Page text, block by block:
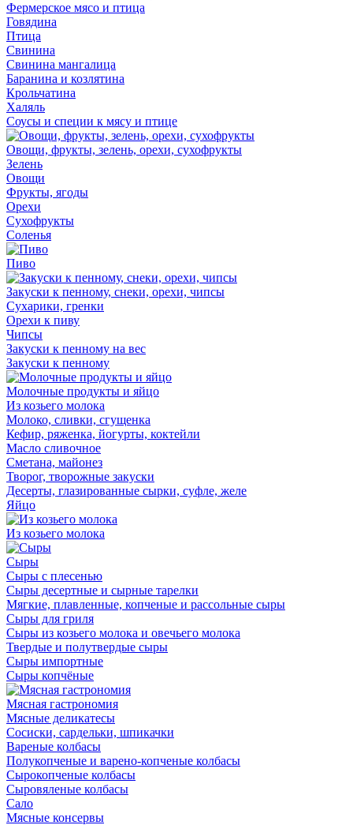
Фермерское мясо и птица
Говядина
Птица
Свинина
Свинина мангалица
Баранина и козлятина
Крольчатина
Халяль
Соусы и специи к мясу и птице
Овощи, фрукты, зелень, орехи, сухофрукты
Зелень
Овощи
Фрукты, ягоды
Орехи
Сухофрукты
Соленья
Пиво
Закуски к пенному, снеки, орехи, чипсы
Сухарики, гренки
Орехи к пиву
Чипсы
Закуски к пенному на вес
Закуски к пенному
Молочные продукты и яйцо
Из козьего молока
Молоко, сливки, сгущенка
Кефир, ряженка, йогурты, коктейли
Масло сливочное
Сметана, майонез
Творог, творожные закуски
Десерты, глазированные сырки, суфле, желе
Яйцо
Из козьего молока
Сыры
Сыры с плесенью
Сыры десертные и сырные тарелки
Мягкие, плавленные, копченые и рассольные сыры
Сыры для гриля
Сыры из козьего молока и овечьего молока
Твердые и полутвердые сыры
Сыры импортные
Сыры копчёные
Мясная гастрономия
Мясные деликатесы
Сосиски, сардельки, шпикачки
Вареные колбасы
Полукопченые и варено-копченые колбасы
Сырокопченые колбасы
Сыровяленые колбасы
Сало
Мясные консервы